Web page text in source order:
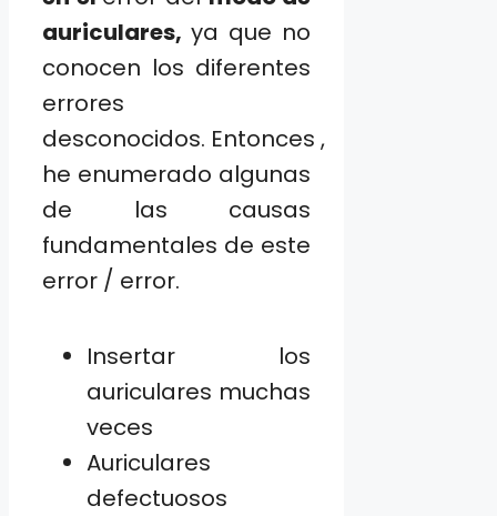
auriculares,ya que no
conocen los diferentes
errores
desconocidos. Entonces ,
he enumerado algunas
de las causas
fundamentales de este
error / error.
Insertar los
auriculares muchas
veces
Auriculares
defectuosos